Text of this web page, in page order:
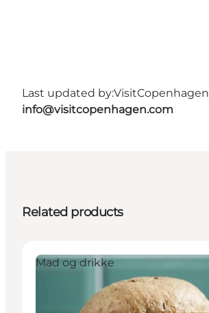
Last updated by:VisitCopenhagen
info@visitcopenhagen.com
Related products
Mad og drikke